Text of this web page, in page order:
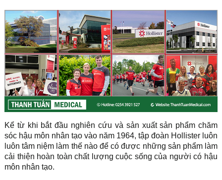
Kể từ khi bắt đầu nghiên cứu và sản xuất sản phẩm chăm
sóc hậu môn nhân tạo vào năm 1964, tập đoàn Hollister luôn
luôn tâm niệm làm thế nào để có được những sản phẩm làm
cải thiện hoàn toàn chất lượng cuộc sống của người có hậu
môn nhân tạo.